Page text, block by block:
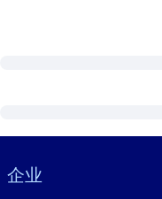
Visually hidden Text
企业